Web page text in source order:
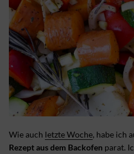
Wie auch letzte Woche, habe ich
Rezept aus dem Backofen parat.